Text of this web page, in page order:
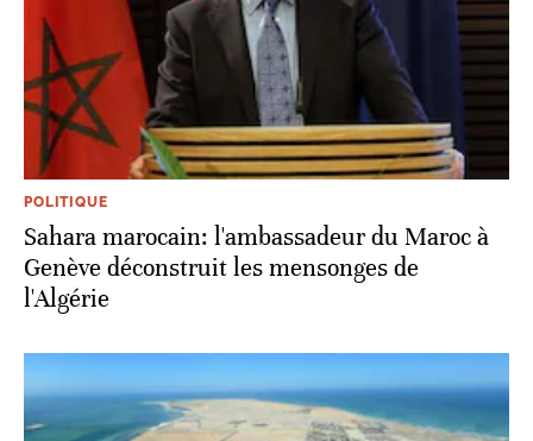
POLITIQUE
Sahara marocain: l'ambassadeur du Maroc à
Genève déconstruit les mensonges de
l'Algérie